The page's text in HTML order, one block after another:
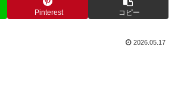
Pinterest コピー
2026.05.17